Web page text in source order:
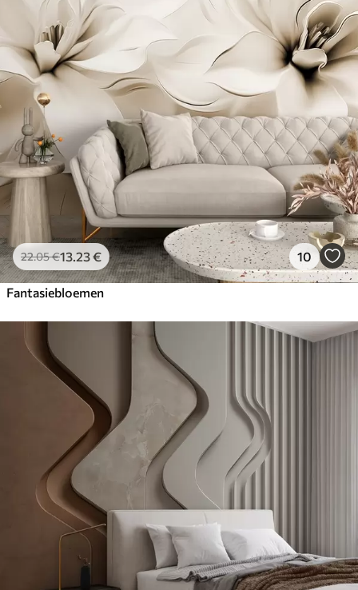
22.05€13 .23€ 10
Fantasiebloemen